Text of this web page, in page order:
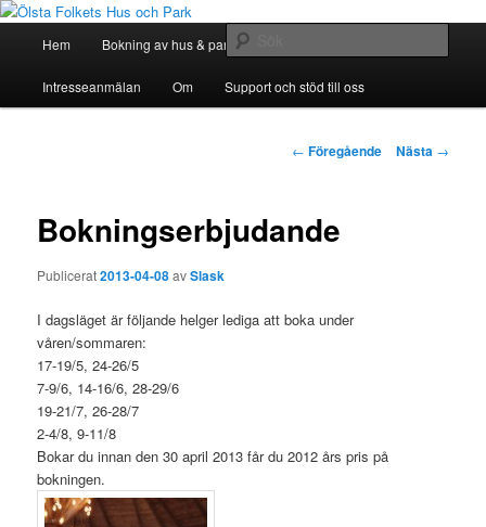
Hoppa
huvudinnehåll
Ölsta Folkets Hus och Park
Hem Bokning av hus & park
Intresseanmälan Om Support och stöd till oss
Inläggsnavigering
← Föregående Nästa →
Bokningserbjudande
Publicerat2013-04-08avSlask
I dagsläget är följande helger lediga att boka under
våren/sommaren:
17-19/5, 24-26/5
7-9/6, 14-16/6, 28-29/6
19-21/7, 26-28/7
2-4/8, 9-11/8
Bokar du innan den 30 april 2013 får du 2012 års pris på
bokningen.